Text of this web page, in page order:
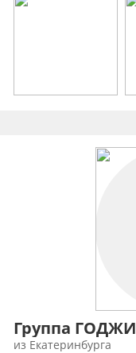
Группа ГОДЖИ
из Екатеринбурга